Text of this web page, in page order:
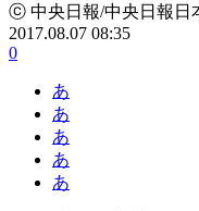
ⓒ 中央日報/中央日報日
2017.08.07 08:35
0
あ
あ
あ
あ
あ